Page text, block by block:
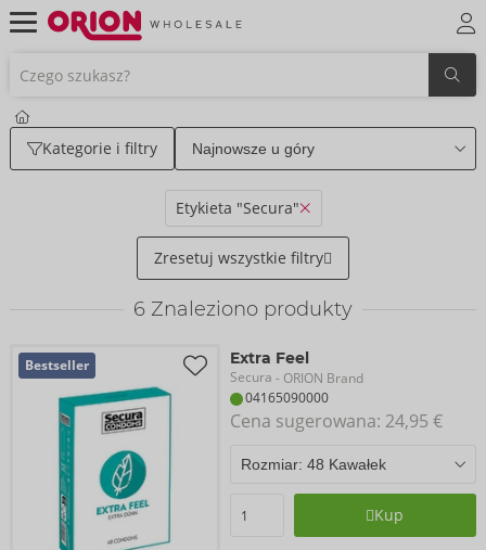
Kategorie i filtry
Etykieta "Secura"
Zresetuj wszystkie filtry
6 Znaleziono produkty
Bestseller Extra Feel
Secura - ORION Brand
04165090000
Cena sugerowana: 24,95 €
Kup